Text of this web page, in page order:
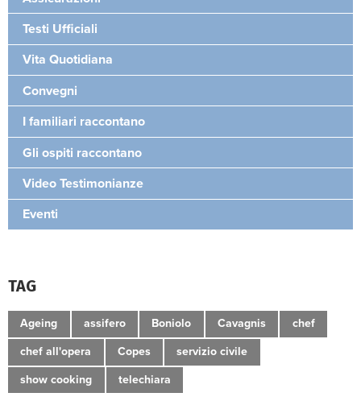
Testi Ufficiali
Vita Quotidiana
Convegni
I familiari raccontano
Gli ospiti raccontano
Video Testimonianze
Eventi
TAG
Ageing assifero Boniolo Cavagnis chef
chef all'opera Copes servizio civile
show cooking telechiara